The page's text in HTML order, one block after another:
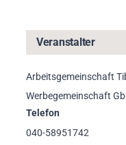
Veranstalter
Arbeitsgemeinschaft
Werbegemeinschaft
Telefon
040-58951742